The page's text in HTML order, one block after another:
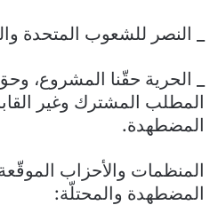
_ النصر للشعوب المتحدة
_ الحرية حقّنا المشروع،
المطلب المشترك وغير
المضطهدة.
المنظمات والأحزاب
المضطهدة والمحتلّة: